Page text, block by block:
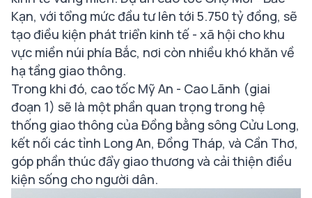
Kạn, với tổng mức đầu tư lên tới 5.750 tỷ đồng, sẽ
tạo điều kiện phát triển kinh tế - xã hội cho khu
vực miền núi phía Bắc, nơi còn nhiều khó khăn về
hạ tầng giao thông.
Trong khi đó, cao tốc Mỹ An - Cao Lãnh (giai
đoạn 1) sẽ là một phần quan trọng trong hệ
thống giao thông của Đồng bằng sông Cửu Long,
kết nối các tỉnh Long An, Đồng Tháp, và Cần Thơ,
góp phần thúc đẩy giao thương và cải thiện điều
kiện sống cho người dân.